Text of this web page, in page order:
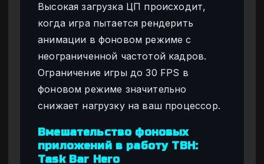
Высокая загрузка ЦП происходит,
когда игра пытается рендерить
анимации в фоновом режиме с
неограниченной частотой кадров.
Ограничение игры до 30 FPS в
фоновом режиме значительно
снижает нагрузку на ваш процессор.
Вмешательство фоновых
приложений в работу TBH:
Task Bar Hero